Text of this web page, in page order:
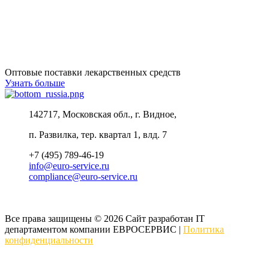
Оптовые поставки лекарственных средств
Узнать больше
142717, Московская обл., г. Видное,
п. Развилка, тер. квартал 1, влд. 7
+7 (495) 789-46-19
info@euro-service.ru
compliance@euro-service.ru
Все права защищены © 2026 Сайт разработан IT
департаментом компании ЕВРОСЕРВИС | Политика
конфиденциальности